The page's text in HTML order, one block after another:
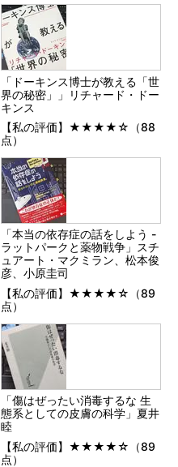
「ドーキンス博士が教える「世
界の秘密」」リチャード・ドー
キンス
【私の評価】★★★★☆（88
点）
「本当の依存症の話をしよう -
ラットパークと薬物戦争」スチ
ュアート・マクミラン、松本俊
彦、小原圭司
【私の評価】★★★★☆（89
点）
「傷はぜったい消毒するな 生
態系としての皮膚の科学」夏井
睦
【私の評価】★★★★☆（89
点）